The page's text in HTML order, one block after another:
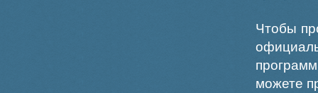
Чтобы
можете